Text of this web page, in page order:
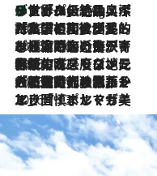
11 Hours Ago
リスボンの絶品スイーツ「パステル・デ・ナタ」とは？ポルトガル伝統の奥深い世界へ
2026.7.27
「私の祖国はポルトガル語です」国民的詩人フェルナンド・ペソアと、彼が愛した文学の街を歩く
2026.7.26
ポルトガル近海が育む極上の海の幸。キリリと冷えた白ワインと愉しむ、シーフード専門店の贅沢
2026.7.22
伝統の味をモダンに昇華。高感度な地元客が集う、リスボンの最旬ガストロノミー
2026.7.21
大航海時代の栄華から、震災、独裁、そして革命へ。ポルトガル・首都リスボンの石畳に刻まれた「歴史の光と影」
2026.7.13
エッセイ・ヤマザキマリ「慎ましくも美しき国 ポルトガル」